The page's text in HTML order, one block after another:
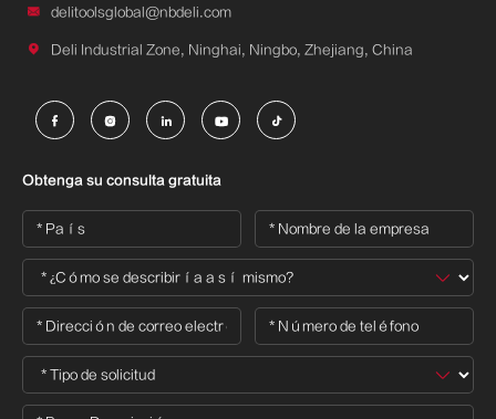
 delitoolsglobal@nbdeli.com
 Deli Industrial Zone, Ninghai, Ningbo, Zhejiang, China
    
Obtenga su consulta gratuita